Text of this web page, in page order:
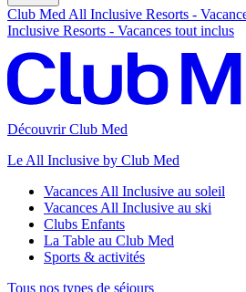
Club Med All Inclusive Resorts -
Inclusive Resorts - Vacances tout inclus
Découvrir Club Med
Le All Inclusive by Club Med
Vacances All Inclusive au soleil
Vacances All Inclusive au ski
Clubs Enfants
La Table au Club Med
Sports & activités
Tous nos types de séjours